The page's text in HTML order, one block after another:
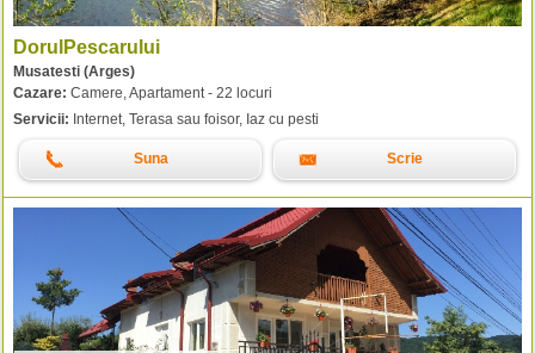
DorulPescarului
Musatesti (Arges)
Cazare: Camere, Apartament - 22 locuri
Servicii: Internet, Terasa sau foisor, Iaz cu pesti
Suna Scrie